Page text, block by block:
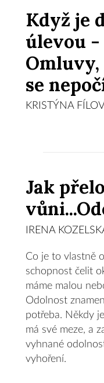
Když je
úlevou
se
KRISTÝNA
Jak
IRENA
Co je to vlastně
schopnost čelit
máme malou
Odolnost
potřeba. Někdy
má své meze, a
vyhnané
vyhoření.